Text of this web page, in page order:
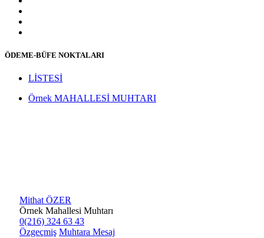
ÖDEME-BÜFE NOKTALARI
LİSTESİ
Örnek MAHALLESİ MUHTARI
Mithat ÖZER
Örnek Mahallesi Muhtarı
0(216) 324 63 43
Özgeçmiş Muhtara Mesaj